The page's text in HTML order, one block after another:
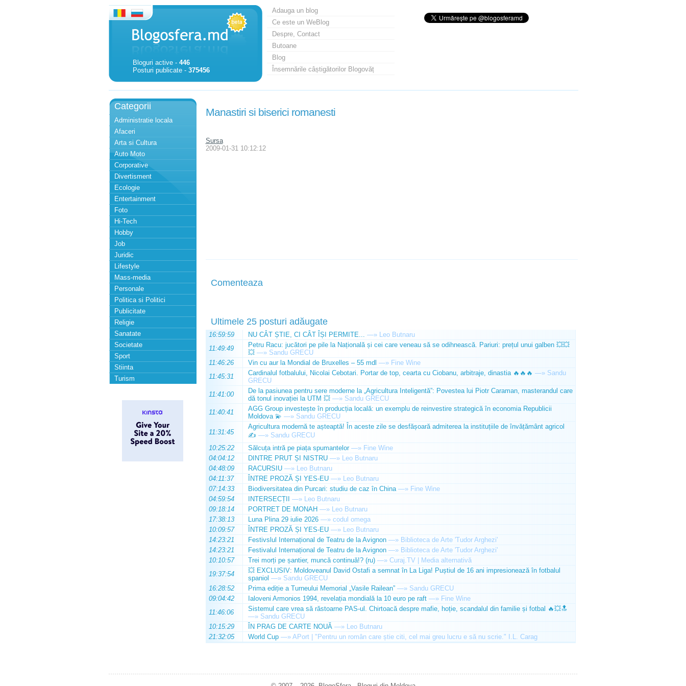
Bloguri active - 446
Posturi publicate - 375456
Adauga un blog
Ce este un WeBlog
Despre, Contact
Butoane
Blog
Însemnările câștigătorilor Blogovăț
Categorii
Administratie locala
Afaceri
Arta si Cultura
Auto Moto
Corporative
Divertisment
Ecologie
Entertainment
Foto
Hi-Tech
Hobby
Job
Juridic
Lifestyle
Mass-media
Personale
Politica si Politici
Publicitate
Religie
Sanatate
Societate
Sport
Stiinta
Turism
Manastiri si biserici romanesti
Sursa
2009-01-31 10:12:12
Comenteaza
Ultimele 25 posturi adăugate
16:59:59 NU CÂT ȘTIE, CI CÂT ÎȘI PERMITE... —» Leo Butnaru
11:49:49
Petru Racu: jucători pe pile la Națională și cei care veneau să se odihnească. Pariuri: prețul unui galben 💥💥
💥 —» Sandu GRECU
11:46:26
Vin cu aur la Mondial de Bruxelles – 55 mdl —» Fine Wine
11:45:31
Cardinalul fotbalului, Nicolai Cebotari. Portar de top, cearta cu Ciobanu, arbitraje, dinastia 🔥🔥🔥 —» Sandu
GRECU
11:41:00
De la pasiunea pentru sere moderne la „Agricultura Inteligentă”: Povestea lui Piotr Caraman, masterandul care
dă tonul inovației la UTM 💥 —» Sandu GRECU
11:40:41
AGG Group investește în producția locală: un exemplu de reinvestire strategică în economia Republicii
Moldova 💫 —» Sandu GRECU
11:31:45
Agricultura modernă te așteaptă! În aceste zile se desfășoară admiterea la instituțiile de învățământ agricol
✍️ —» Sandu GRECU
10:25:22
Sălcuța intră pe piața spumantelor —» Fine Wine
04:04:12
DINTRE PRUT ȘI NISTRU —» Leo Butnaru
04:48:09
RACURSIU —» Leo Butnaru
04:11:37
ÎNTRE PROZĂ ȘI YES-EU —» Leo Butnaru
07:14:33
Biodiversitatea din Purcari: studiu de caz în China —» Fine Wine
04:59:54
INTERSECȚII —» Leo Butnaru
09:18:14
PORTRET DE MONAH —» Leo Butnaru
17:38:13
Luna Plina 29 iulie 2026 —» codul omega
10:09:57
ÎNTRE PROZĂ ȘI YES-EU —» Leo Butnaru
14:23:21
Festivslul Internațional de Teatru de la Avignon —» Biblioteca de Arte 'Tudor Arghezi'
14:23:21
Festivalul Internațional de Teatru de la Avignon —» Biblioteca de Arte 'Tudor Arghezi'
10:10:57
Trei morți pe șantier, muncă continuă!? (ru) —» Curaj.TV | Media alternativă
19:37:54
💥 EXCLUSIV: Moldoveanul David Ostafi a semnat în La Liga! Puștiul de 16 ani impresionează în fotbalul
spaniol —» Sandu GRECU
16:28:52
Prima ediție a Turneului Memorial „Vasile Railean” —» Sandu GRECU
09:04:42
Ialoveni Armonios 1994, revelația mondială la 10 euro pe raft —» Fine Wine
11:46:06
Sistemul care vrea să răstoarne PAS-ul. Chirtoacă despre mafie, hoție, scandalul din familie și fotbal 🔥💥🔝
—» Sandu GRECU
10:15:29
ÎN PRAG DE CARTE NOUĂ —» Leo Butnaru
21:32:05
World Cup —» APort | "Pentru un român care știe citi, cel mai greu lucru e să nu scrie." I.L. Carag